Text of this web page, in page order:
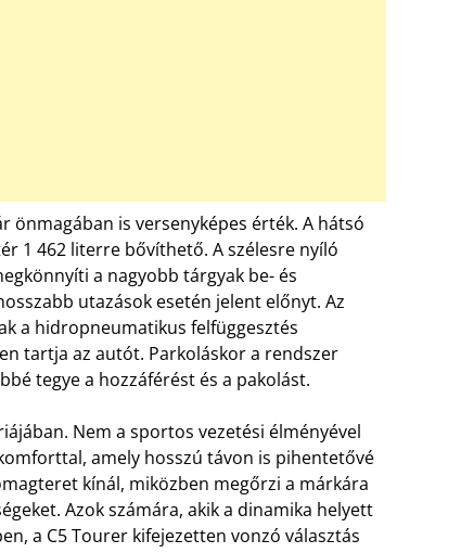
is versenyképes érték. A hátsó
1 462 literre bővíthető. A szélesre nyíló
a nagyobb tárgyak be- és
utazások esetén jelent előnyt. Az
a hidropneumatikus felfüggesztés
tartja az autót. Parkoláskor a rendszer
tegye a hozzáférést és a pakolást.
Nem a sportos vezetési élményével
amely hosszú távon is pihentetővé
kínál, miközben megőrzi a márkára
Azok számára, akik a dinamika helyett
a C5 Tourer kifejezetten vonzó választás